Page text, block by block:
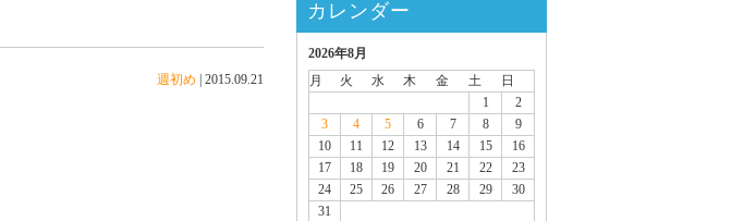
週初め 2015.09.21
カレンダー
2026年8月
月
火 水 木 金 土
日
1
2
3
4 5 6 7 8
9
10
11 12 13 14 15
16
17
18 19 20 21 22
23
24
25 26 27 28 29
30
31